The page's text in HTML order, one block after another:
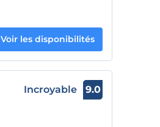
Voir les disponibilités
Incroyable 9.0